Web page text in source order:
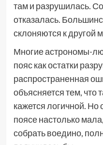
там и разрушилась.
отказалась.
склоняются к другой
Многие астрономы-
пояс как остатки
распространенная
объясняется тем, что
кажется логичной. Но
поясе настолько
собрать воедино,